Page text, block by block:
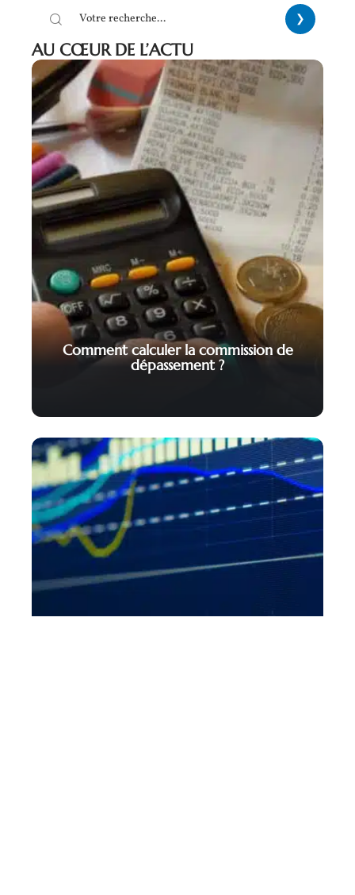
AU CŒUR DE L’ACTU
Comment calculer la commission de
dépassement ?